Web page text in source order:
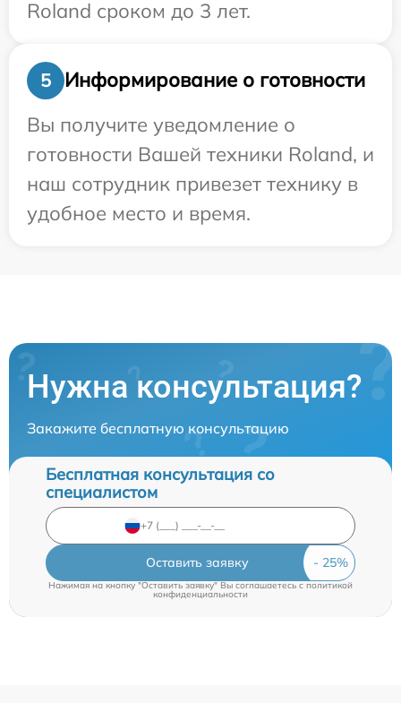
Roland сроком до 3 лет.
5
Информирование о готовности
Вы получите уведомление о
готовности Вашей техники Roland, и
наш сотрудник привезет технику в
удобное место и время.
Нужна консультация?
Закажите бесплатную консультацию
Бесплатная консультация со
специалистом
Оставить заявку
Нажимая на кнопку "Оставить заявку" Вы соглашаетесь cполитикой
конфиденциальности